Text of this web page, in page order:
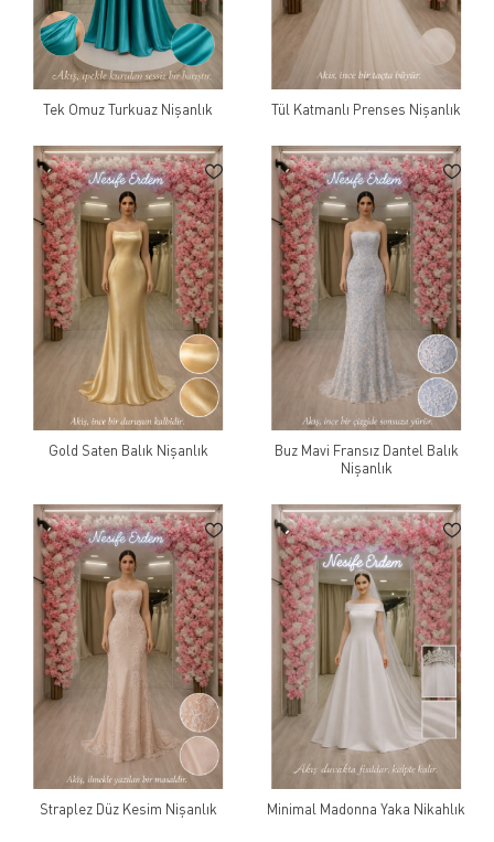
Tek Omuz Turkuaz Nişanlık Tül Katmanlı Prenses Nişanlık
Gold Saten Balık Nişanlık
Buz Mavi Fransız Dantel Balık
Nişanlık
Straplez Düz Kesim Nişanlık Minimal Madonna Yaka Nikahlık